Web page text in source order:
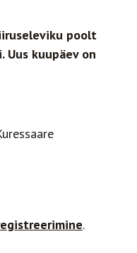
poolt
Uus kuupäev on
.